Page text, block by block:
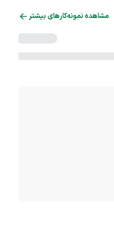
مشاهده نمونه‌کارهای بیشتر